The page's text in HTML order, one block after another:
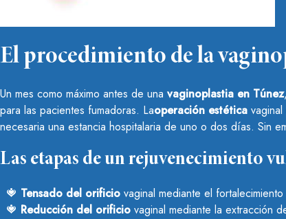
El procedimiento de la
Un mes como máximo antes de una vaginoplastia en Túnez
para las pacientes fumadoras. Laoperación estética
necesaria una estancia hospitalaria de uno o dos días. Sin
Las etapas de un rejuvenecimiento
Tensado del orificio vaginal mediante el
Reducción del orificio vaginal mediante la extracción